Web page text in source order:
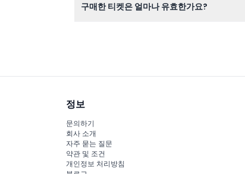
구매한 티켓은 얼마나 유효한가요?
정보
문의하기
회사 소개
자주 묻는 질문
약관 및 조건
개인정보 처리방침